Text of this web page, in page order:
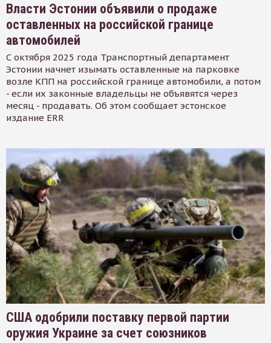
Власти Эстонии объявили о продаже
оставленных на российской границе
автомобилей
С октября 2025 года Транспортный департамент
Эстонии начнет изымать оставленные на парковке
возле КПП на российской границе автомобили, а потом
- если их законные владельцы не объявятся через
месяц - продавать. Об этом сообщает эстонское
издание ERR
США одобрили поставку первой партии
оружия Украине за счет союзников